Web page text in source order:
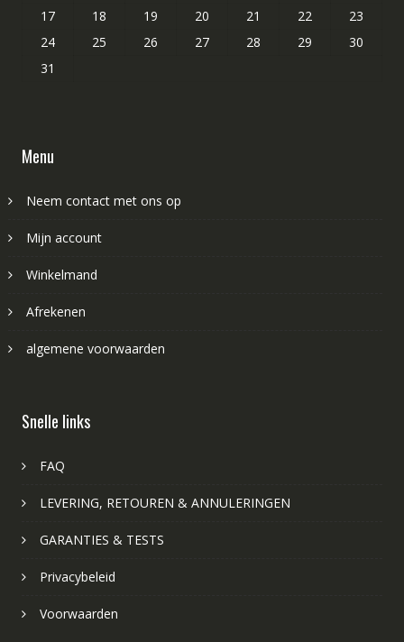
17
18 19 20 21 22
23
24
25 26 27 28 29
30
31
Menu
Neem contact met ons op
Mijn account
Winkelmand
Afrekenen
algemene voorwaarden
Snelle links
FAQ
LEVERING, RETOUREN & ANNULERINGEN
GARANTIES & TESTS
Privacybeleid
Voorwaarden